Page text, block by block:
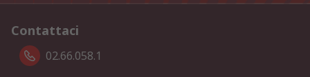
Contattaci
02.66.058.1